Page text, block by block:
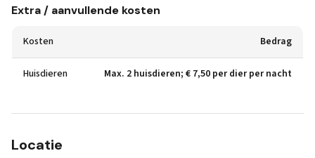
Extra / aanvullende kosten
Kosten Bedrag
Huisdieren Max. 2 huisdieren; € 7,50 per dier per nacht
Locatie